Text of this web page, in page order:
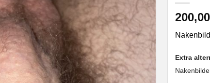
200,00
Extra